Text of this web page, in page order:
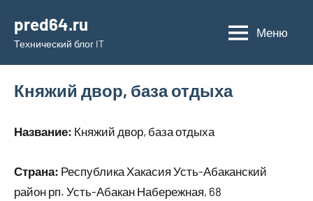
содержимому
pred64.ru
Технический блог IT
Меню
Княжий двор, база отдыха
Название: Княжий двор, база отдыха
Страна: Республика Хакасия Усть-Абаканский
район рп. Усть-Абакан Набережная, 68